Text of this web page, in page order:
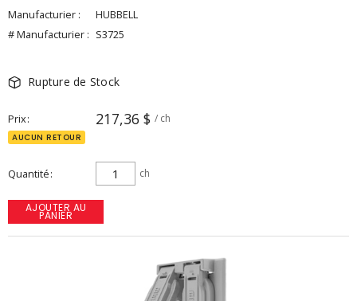
Manufacturier :
HUBBELL
# Manufacturier : S3725
Rupture de Stock
Prix 217,36 $ / ch
AUCUN RETOUR
Quantité ch
AJOUTER AU
PANIER